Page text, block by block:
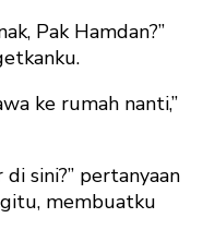
Pak Hamdan?”
ke rumah nanti,”
di sini?” pertanyaan
membuatku